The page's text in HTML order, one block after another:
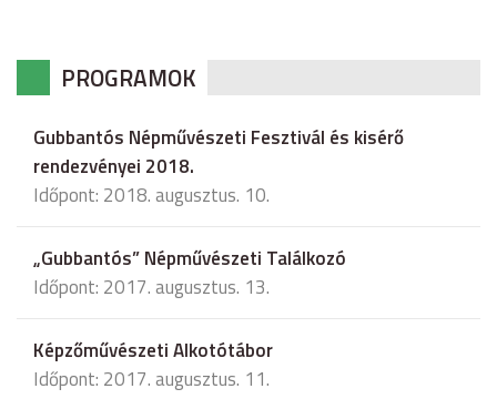
PROGRAMOK
Gubbantós Népművészeti Fesztivál és kisérő
rendezvényei 2018.
Időpont: 2018. augusztus. 10.
„Gubbantós” Népművészeti Találkozó
Időpont: 2017. augusztus. 13.
Képzőművészeti Alkotótábor
Időpont: 2017. augusztus. 11.